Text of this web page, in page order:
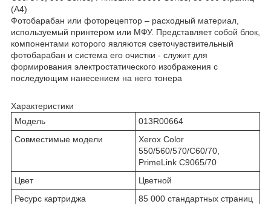
(А4)
Фотобарабан или фоторецептор – расходный материал,
используемый принтером или МФУ. Представляет собой блок,
компонентами которого являются светочувствительный
фотобарабан и система его очистки - служит для
формирования электростатического изображения с
последующим нанесением на него тонера
Характеристики
Модель
013R00664
Совместимые модели
Xerox Color
550/560/570/C60/70,
PrimeLink С9065/70
Цвет
Цветной
Ресурс картриджа
85 000 стандартных страниц